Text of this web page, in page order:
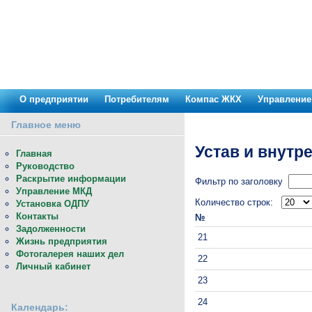
О предприятии Потребителям Компас ЖКХ
Устав и
Фильтр по заголовку
Количество строк:
№
21
22
23
24
Главное меню
Главная
Руководство
Раскрытие информации
Управление МКД
Установка ОДПУ
Контакты
Задолженности
Жизнь предприятия
Фотогалерея наших дел
Личный кабинет
Календарь: